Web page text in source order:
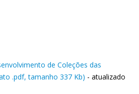
de Coleções das
.pdf, tamanho 337 Kb) - atualizado